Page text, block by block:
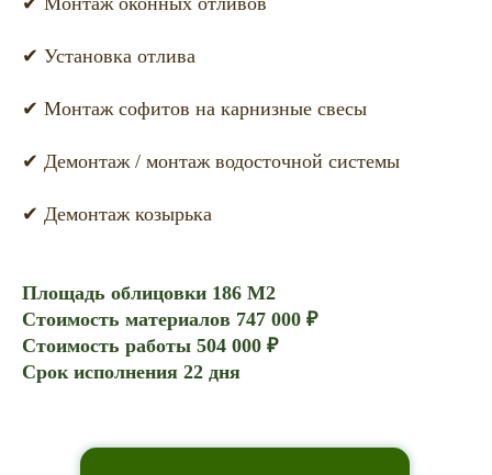
✔ Установка отлива
✔ Монтаж софитов на карнизные свесы
✔ Демонтаж / монтаж водосточной системы
✔ Демонтаж козырька
Площадь облицовки 186 М2
Стоимость материалов 747 000 ₽
Стоимость работы 504 000 ₽
Срок исполнения 22 дня